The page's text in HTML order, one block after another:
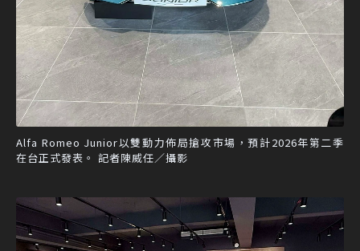
Alfa Romeo Junior以雙動力佈局搶攻市場，預計2026年第二季
在台正式發表。 記者陳威任／攝影